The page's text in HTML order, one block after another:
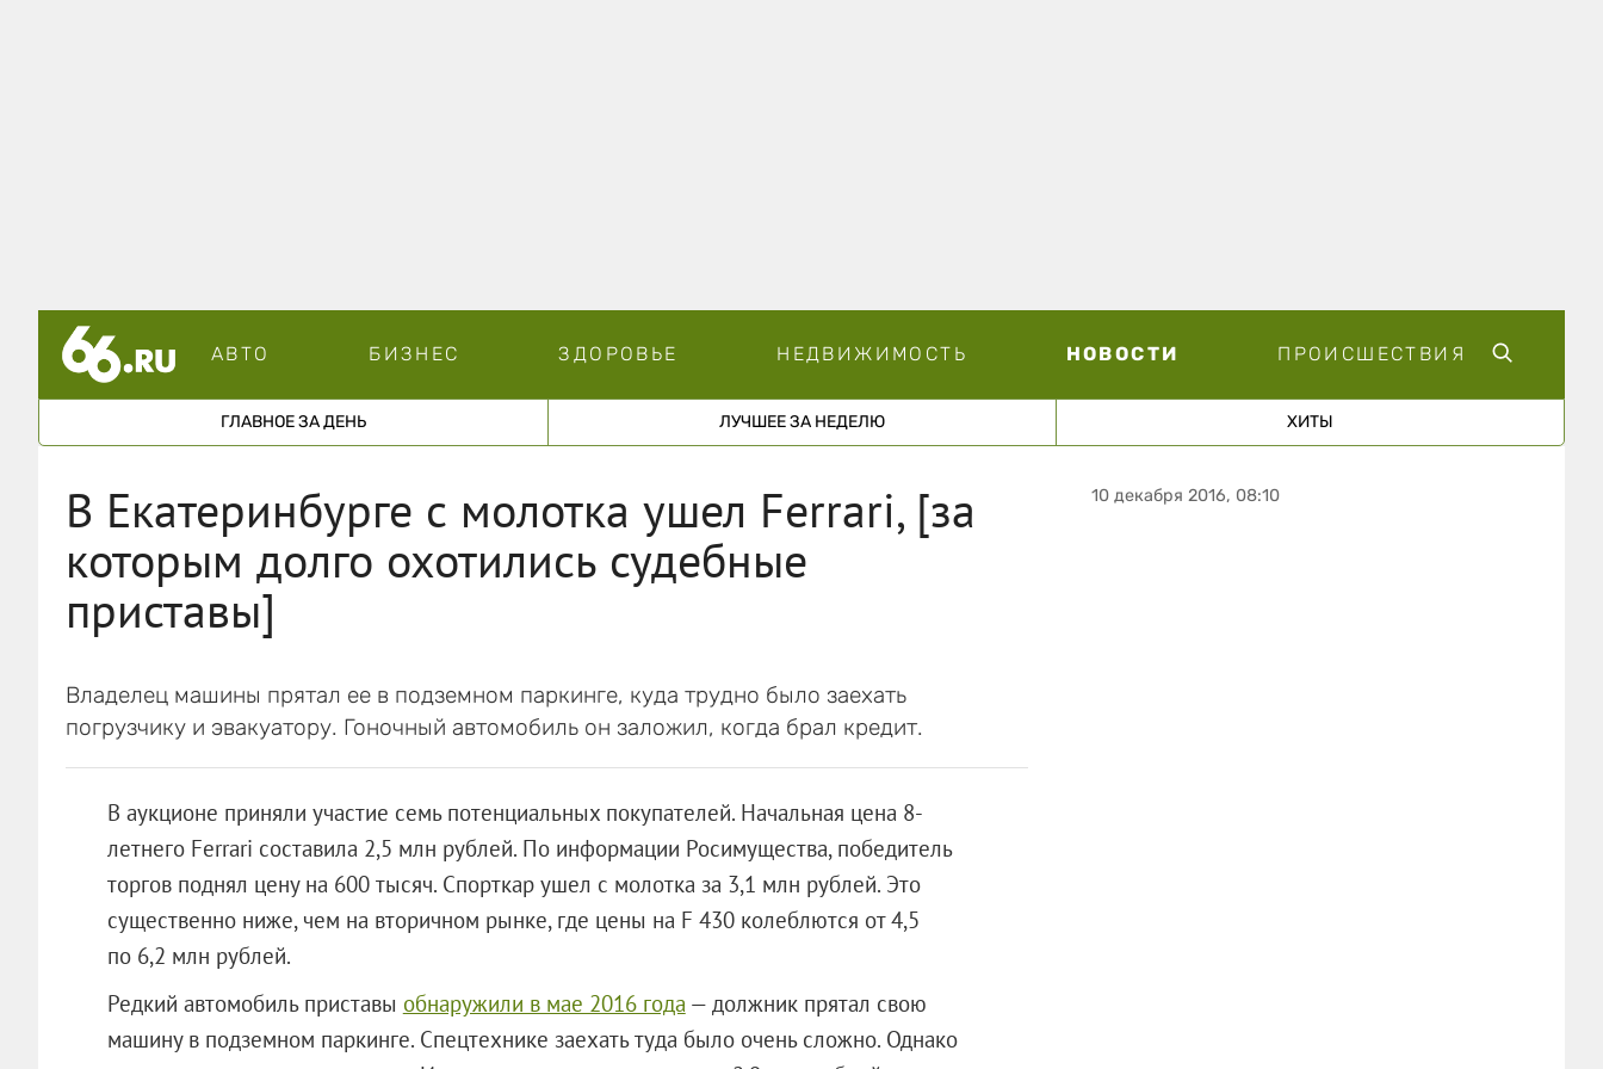
АВТО БИЗНЕС ЗДОРОВЬЕ НЕДВИЖИМОСТЬ НОВОСТИ ПРОИСШЕСТВИЯ
ГЛАВНОЕ ЗА ДЕНЬ ЛУЧШЕЕ ЗА НЕДЕЛЮ ХИТЫ
В Екатеринбурге с молотка ушел Ferrari, [за
которым долго охотились судебные
приставы]
Владелец машины прятал ее в подземном паркинге, куда трудно было заехать
погрузчику и эвакуатору. Гоночный автомобиль он заложил, когда брал кредит.
В аукционе приняли участие семь потенциальных покупателей. Начальная цена 8-
летнего Ferrari составила 2,5 млн рублей. По информации Росимущества, победитель
торгов поднял цену на 600 тысяч. Спорткар ушел с молотка за 3,1 млн рублей. Это
существенно ниже, чем на вторичном рынке, где цены на F 430 колеблются от 4,5
по 6,2 млн рублей.
Редкий автомобиль приставы обнаружили в мае 2016 года — должник прятал свою
машину в подземном паркинге. Спецтехнике заехать туда было очень сложно. Однако
10 декабря 2016, 08:10